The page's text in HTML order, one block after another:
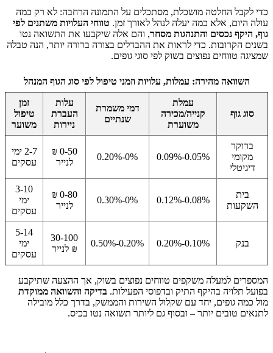
כדי לקבל החלטה מושכלת, מסתכלים על התמונה הרחבה: לא רק כמה
עולה היום, אלא כמה יעלה לנהל לאורך זמן. טווחי העלויות משתנים לפי
גוף, היקף נכסים והתנהגות מסחר, והם אלה שיקבעו את התשואה נטו
בשנים הקרובות. כדי לראות את ההבדלים בצורה ברורה יותר, הנה טבלה
שמציגה טווחים נפוצים בשוק לפי סוגי גופים.
השוואה מהירה: עמלות, עלויות וזמני טיפול לפי סוג הגוף המנהל
סוג גוף
עמלת
קנייה/מכירה
משוערת
דמי משמרת
שנתיים
עלות
העברת
ניירות
זמן
טיפול
משוער
ברוקר
מקומי
דיגיטלי
0.05%-0.09%
0%-0.20%
0-50 ₪
לנייר
2-7 ימי
עסקים
בית
השקעות
0.08%-0.12%
0%-0.30%
0-80 ₪
לנייר
3-10
ימי
עסקים
בנק 0.10%-0.20%
0.20%-0.50%
30-100
₪ לנייר
5-14
ימי
עסקים
המספרים למעלה משקפים טווחים נפוצים בשוק, אך ההצעה שתיקבע
בפועל תלויה בהיקף התיק ובדפוסי הפעילות. בדיקה והשוואה ממוקדת
מול כמה גופים, יחד עם שקלול השירות והממשק, בדרך כלל מובילה
לתנאים טובים יותר – ובסוף גם ליותר תשואה נטו בכיס.